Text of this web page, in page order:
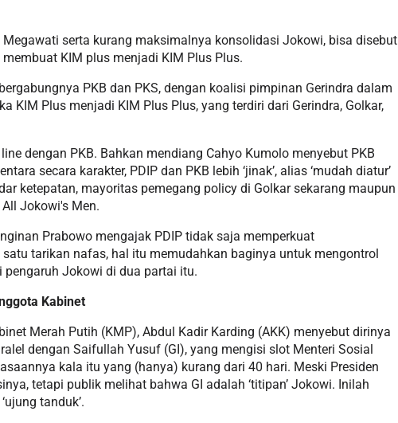
serta kurang maksimalnya konsolidasi Jokowi, bisa disebut
KIM plus menjadi KIM Plus Plus.
PKB dan PKS, dengan koalisi pimpinan Gerindra dalam
KIM Plus menjadi KIM Plus Plus, yang terdiri dari Gerindra, Golkar,
dengan PKB. Bahkan mendiang Cahyo Kumolo menyebut PKB
secara karakter, PDIP dan PKB lebih ‘jinak’, alias ‘mudah diatur’
ketepatan, mayoritas pemegang policy di Golkar sekarang maupun
Jokowi's Men.
Prabowo mengajak PDIP tidak saja memperkuat
tarikan nafas, hal itu memudahkan baginya untuk mengontrol
pengaruh Jokowi di dua partai itu.
Kabinet
Merah Putih (KMP), Abdul Kadir Karding (AKK) menyebut dirinya
dengan Saifullah Yusuf (GI), yang mengisi slot Menteri Sosial
kala itu yang (hanya) kurang dari 40 hari. Meski Presiden
tetapi publik melihat bahwa GI adalah ‘titipan’ Jokowi. Inilah
tanduk’.